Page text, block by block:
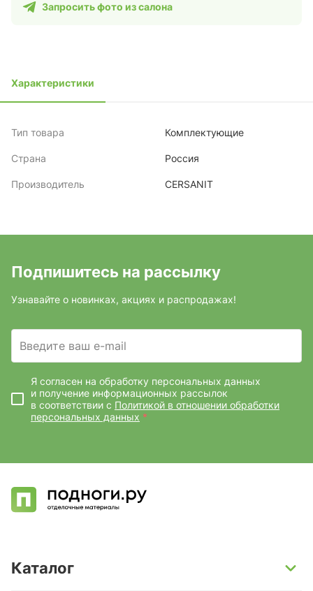
Запросить фото из салона
Характеристики
Тип товара Комплектующие
Страна Россия
Производитель CERSANIT
Подпишитесь на рассылку
Узнавайте о новинках, акциях и распродажах!
Введите ваш e-mail
Я согласен на обработку персональных данных
и получение информационных рассылок
в соответствии с Политикой в отношении обработки
персональных данных *
Каталог